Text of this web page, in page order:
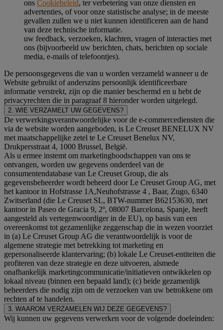
ons Cookiebeleid, ter verbetering van onze diensten en
advertenties, of voor onze statistische analyse; in de meeste
gevallen zullen we u niet kunnen identificeren aan de hand
van deze technische informatie.
uw feedback, verzoeken, klachten, vragen of interacties met
ons (bijvoorbeeld uw berichten, chats, berichten op sociale
media, e-mails of telefoontjes).
De persoonsgegevens die van u worden verzameld wanneer u de
Website gebruikt of anderszins persoonlijk identificeerbare
informatie verstrekt, zijn op die manier beschermd en u hebt de
privacyrechten die in paragraaf 8 hieronder worden uitgelegd.
2. WIE VERZAMELT UW GEGEVENS?
De verwerkingsverantwoordelijke voor de e-commercediensten die
via de website worden aangeboden, is Le Creuset BENELUX NV
met maatschappelijke zetel te Le Creuset Benelux NV,
Drukpersstraat 4, 1000 Brussel, België.
Als u ermee instemt om marketingboodschappen van ons te
ontvangen, worden uw gegevens onderdeel van de
consumentendatabase van Le Creuset Group, die als
gegevensbeheerder wordt beheerd door Le Creuset Group AG, met
het kantoor in Hofstrasse 1A,Neuhofstrasse 4 , Baar, Zugo, 6340
Zwitserland (die Le Creuset SL, BTW-nummer B62153630, met
kantoor in Paseo de Gracia 9, 2º, 08007 Barcelona, Spanje, heeft
aangesteld als vertegenwoordiger in de EU), op basis van een
overeenkomst tot gezamenlijke zeggenschap die in wezen voorziet
in (a) Le Creuset Group AG die verantwoordelijk is voor de
algemene strategie met betrekking tot marketing en
gepersonaliseerde klantervaring; (b) lokale Le Creuset-entiteiten die
profiteren van deze strategie en deze uitvoeren, alsmede
onafhankelijk marketingcommunicatie/initiatieven ontwikkelen op
lokaal niveau (binnen een bepaald land); (c) beide gezamenlijk
beheerders die nodig zijn om de verzoeken van uw betrokkene om
rechten af te handelen.
3. WAAROM VERZAMELEN WIJ DEZE GEGEVENS?
Wij kunnen uw gegevens verwerken voor de volgende doeleinden: